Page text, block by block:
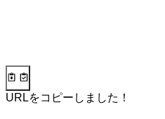
URLをコピーしました！